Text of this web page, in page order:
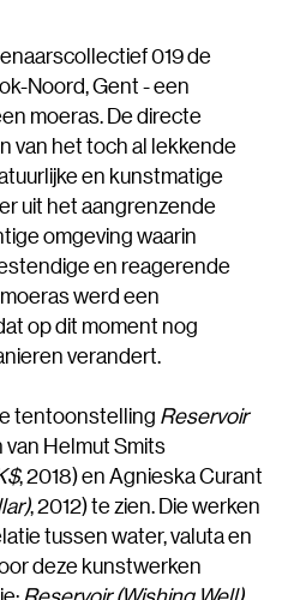
019 de
Noord, Gent - een
moeras. De directe
van het toch al lekkende
en kunstmatige
uit het aangrenzende
omgeving waarin
en reagerende
werd een
op dit moment nog
verandert.
tentoonstelling Reservoir
Helmut Smits
, 2018) en Agnieska Curant
, 2012) te zien. Die werken
tussen water, valuta en
deze kunstwerken
Reservoir (Wishing Well).